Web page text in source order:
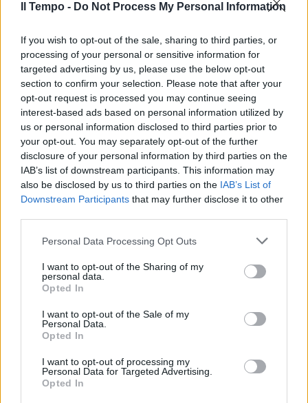
Il Tempo - Do Not Process My Personal Information
If you wish to opt-out of the sale, sharing to third parties, or
processing of your personal or sensitive information for
targeted advertising by us, please use the below opt-out
section to confirm your selection. Please note that after your
opt-out request is processed you may continue seeing
interest-based ads based on personal information utilized by
us or personal information disclosed to third parties prior to
your opt-out. You may separately opt-out of the further
disclosure of your personal information by third parties on the
IAB’s list of downstream participants. This information may
also be disclosed by us to third parties on the IAB’s List of
Downstream Participants that may further disclose it to other
Personal Data Processing Opt Outs
I want to opt-out of the Sharing of my
personal data.
Opted In
I want to opt-out of the Sale of my
Personal Data.
Opted In
I want to opt-out of processing my
Personal Data for Targeted Advertising.
Opted In
Avere un ufficio ma in
«condivisione»
16/10/2011
SOTTOVALUTATI «Io e i giocatori
cercavamo la stessa strada, nel
percorso umano e professionale,
fatto anche di sofferenze e
incomprensioni, c'è molta
condivisione.
14/03/2010
Napolitano: fate le riforme
Sintonia, unità, condivisione. Il
giorno dopo la débacle ...